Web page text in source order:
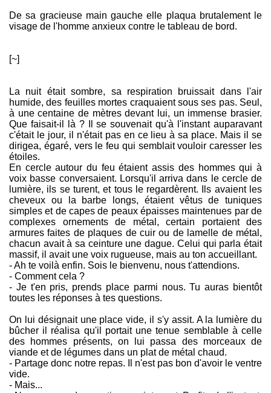
De sa gracieuse main gauche elle plaqua brutalement le
visage de l'homme anxieux contre le tableau de bord.
[~]
La nuit était sombre, sa respiration bruissait dans l'air
humide, des feuilles mortes craquaient sous ses pas. Seul,
à une centaine de mètres devant lui, un immense brasier.
Que faisait-il là ? Il se souvenait qu'à l'instant auparavant
c'était le jour, il n'était pas en ce lieu à sa place. Mais il se
dirigea, égaré, vers le feu qui semblait vouloir caresser les
étoiles.
En cercle autour du feu étaient assis des hommes qui à
voix basse conversaient. Lorsqu'il arriva dans le cercle de
lumière, ils se turent, et tous le regardèrent. Ils avaient les
cheveux ou la barbe longs, étaient vêtus de tuniques
simples et de capes de peaux épaisses maintenues par de
complexes ornements de métal, certain portaient des
armures faites de plaques de cuir ou de lamelle de métal,
chacun avait à sa ceinture une dague. Celui qui parla était
massif, il avait une voix rugueuse, mais au ton accueillant.
- Ah te voilà enfin. Sois le bienvenu, nous t'attendions.
- Comment cela ?
- Je t'en pris, prends place parmi nous. Tu auras bientôt
toutes les réponses à tes questions.
On lui désignait une place vide, il s'y assit. A la lumière du
bûcher il réalisa qu'il portait une tenue semblable à celle
des hommes présents, on lui passa des morceaux de
viande et de légumes dans un plat de métal chaud.
- Partage donc notre repas. Il n'est pas bon d'avoir le ventre
vide.
- Mais...